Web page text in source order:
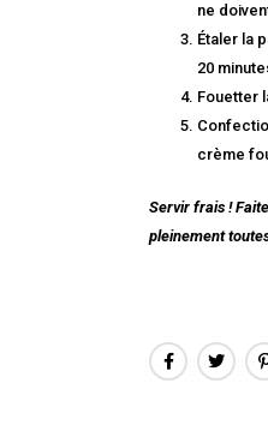
ne
Étaler la
20
Fouetter
crème
Servir frais !
pleinement